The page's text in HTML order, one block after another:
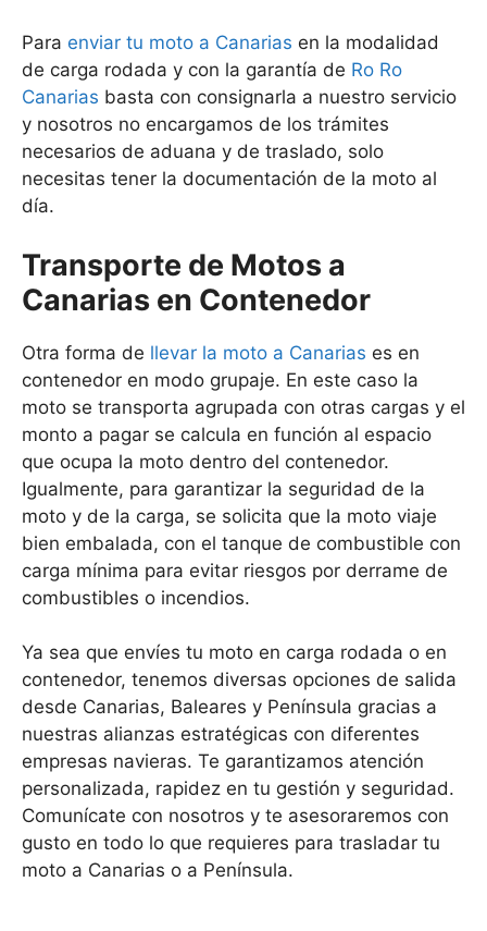
Para enviar tu moto a Canarias en la modalidad
de carga rodada y con la garantía de Ro Ro
Canarias basta con consignarla a nuestro servicio
y nosotros no encargamos de los trámites
necesarios de aduana y de traslado, solo
necesitas tener la documentación de la moto al
día.
Transporte de Motos a
Canarias en Contenedor
Otra forma de llevar la moto a Canarias es en
contenedor en modo grupaje. En este caso la
moto se transporta agrupada con otras cargas y el
monto a pagar se calcula en función al espacio
que ocupa la moto dentro del contenedor.
Igualmente, para garantizar la seguridad de la
moto y de la carga, se solicita que la moto viaje
bien embalada, con el tanque de combustible con
carga mínima para evitar riesgos por derrame de
combustibles o incendios.
Ya sea que envíes tu moto en carga rodada o en
contenedor, tenemos diversas opciones de salida
desde Canarias, Baleares y Península gracias a
nuestras alianzas estratégicas con diferentes
empresas navieras. Te garantizamos atención
personalizada, rapidez en tu gestión y seguridad.
Comunícate con nosotros y te asesoraremos con
gusto en todo lo que requieres para trasladar tu
moto a Canarias o a Península.